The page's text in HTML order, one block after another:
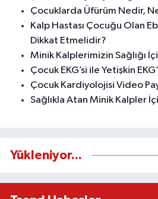
Çocuklarda Üfürüm Nedir,
Kalp Hastası Çocuğu Olan
Dikkat Etmelidir?
Minik Kalplerimizin Sağlığı
Çocuk EKG’si ile Yetişkin
Çocuk Kardiyolojisi Video
Sağlıkla Atan Minik Kalpler
Yükleniyor...